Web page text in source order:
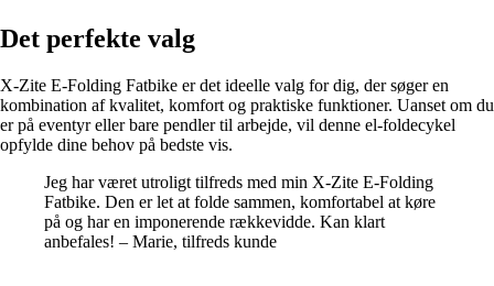
Det perfekte valg
X-Zite E-Folding Fatbike er det ideelle valg for dig, der søger en
kombination af kvalitet, komfort og praktiske funktioner. Uanset om du
er på eventyr eller bare pendler til arbejde, vil denne el-foldecykel
opfylde dine behov på bedste vis.
Jeg har været utroligt tilfreds med min X-Zite E-Folding
Fatbike. Den er let at folde sammen, komfortabel at køre
på og har en imponerende rækkevidde. Kan klart
anbefales! – Marie, tilfreds kunde